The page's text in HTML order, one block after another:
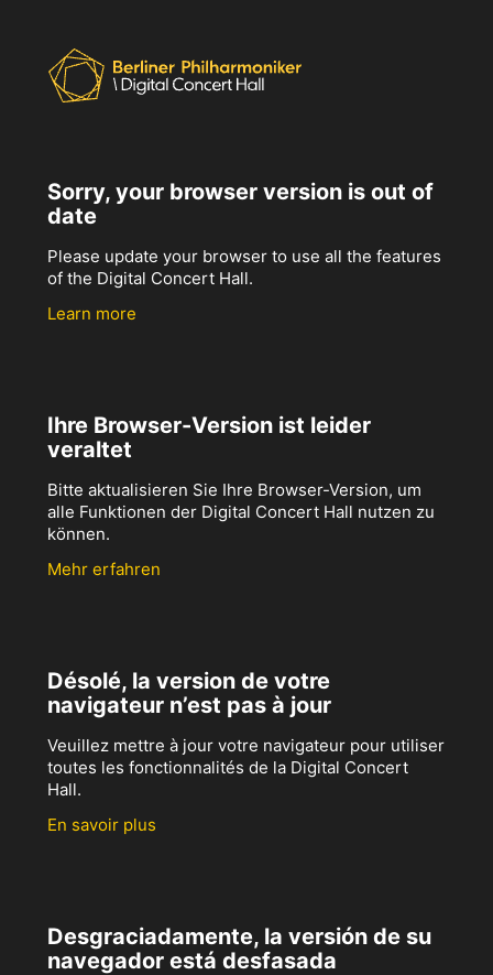
Sorry, your browser version is out of
date
Please update your browser to use all the features
of the Digital Concert Hall.
Learn more
Ihre Browser-Version ist leider
veraltet
Bitte aktualisieren Sie Ihre Browser-Version, um
alle Funktionen der Digital Concert Hall nutzen zu
können.
Mehr erfahren
Désolé, la version de votre
navigateur n’est pas à jour
Veuillez mettre à jour votre navigateur pour utiliser
toutes les fonctionnalités de la Digital Concert
Hall.
En savoir plus
Desgraciadamente, la versión de su
navegador está desfasada